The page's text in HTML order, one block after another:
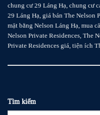
chung cư 29 Láng Hạ, chung cư
29 Láng Hạ, giá bán The Nelson
mặt bằng Nelson Láng Hạ, mua
Nelson Private Residences, The
Private Residences giá, tiện ích
Tìm kiếm